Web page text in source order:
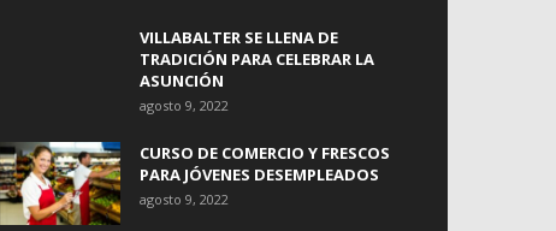
VILLABALTER SE LLENA DE
TRADICIÓN PARA CELEBRAR LA
ASUNCIÓN
agosto 9, 2022
CURSO DE COMERCIO Y FRESCOS
PARA JÓVENES DESEMPLEADOS
agosto 9, 2022